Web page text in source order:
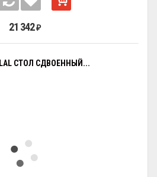
21 342 ₽
СТОЛ СДВОЕННЫЙ...